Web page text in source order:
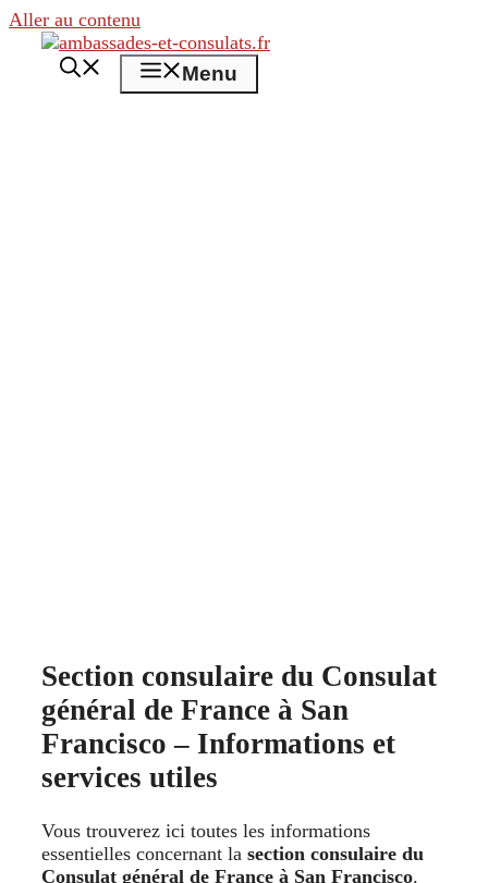
Aller au contenu
Menu
Section consulaire du Consulat
général de France à San
Francisco – Informations et
services utiles
Vous trouverez ici toutes les informations
essentielles concernant la section consulaire du
Consulat général de France à San Francisco.